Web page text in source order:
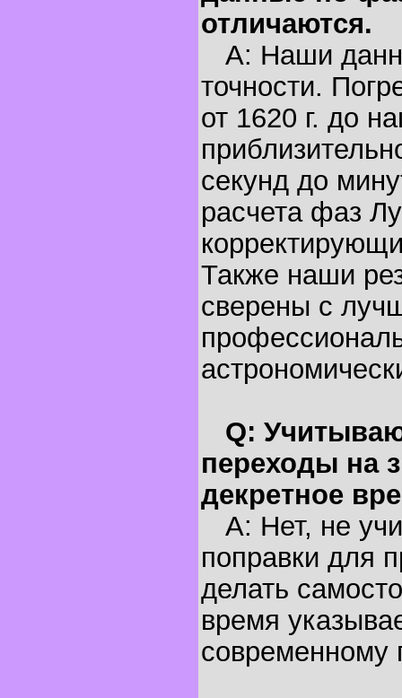
отличаются.
A: Наши
точности.
от 1620 г. до
секунд до
расчета фаз
Также наши
сверены с
Q:
переходы на
декретное
A: Нет, не
поправки для
делать
время
современному